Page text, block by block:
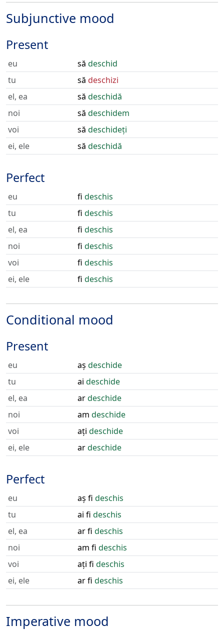
Subjunctive mood
Present
eu să deschid
tu
să deschizi
el, ea
să deschidă
noi
să deschidem
voi
să deschideți
ei, ele
să deschidă
Perfect
eu fi deschis
tu
fi deschis
el, ea
fi deschis
noi
fi deschis
voi
fi deschis
ei, ele
fi deschis
Conditional mood
Present
eu aș deschide
tu
ai deschide
el, ea
ardeschide
noi
am deschide
voi
ați deschide
ei, ele
ardeschide
Perfect
eu aș fi deschis
tu
ai fi deschis
el, ea
ar fi deschis
noi
am fi deschis
voi
ați fi deschis
ei, ele
ar fi deschis
Imperative mood